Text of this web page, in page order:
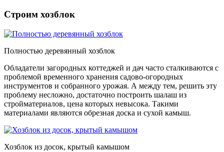
Строим хозблок
Полностью деревянный хозблок
Обладатели загородных коттеджей и дач часто сталкиваются с
проблемой временного хранения садово-огородных
инструментов и собранного урожая. А между тем, решить эту
проблему несложно, достаточно построить шалаш из
стройматериалов, цена которых невысока. Такими
материалами являются обрезная доска и сухой камыш.
Хозблок из досок, крытый камышом